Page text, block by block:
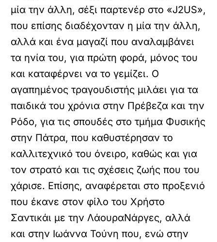
μία την άλλη, σέξι παρτενέρ στο «J2US»,
που επίσης διαδέχονταν η μία την άλλη,
αλλά και ένα μαγαζί που αναλαμβάνει
τα ηνία του, για πρώτη φορά, μόνος του
και καταφέρνει να το γεμίζει. Ο
αγαπημένος τραγουδιστής μιλάει για τα
παιδικά του χρόνια στην Πρέβεζα και την
Ρόδο, για τις σπουδές στο τμήμα Φυσικής
στην Πάτρα, που καθυστέρησαν το
καλλιτεχνικό του όνειρο, καθώς και για
τον στρατό και τις σχέσεις ζωής που του
χάρισε. Επίσης, αναφέρεται στο προξενιό
που έκανε στον φίλο του Χρήστο
Σαντικάι με την ΛάουραΝάργες, αλλά
και στην Ιωάννα Τούνη που, ενώ στην